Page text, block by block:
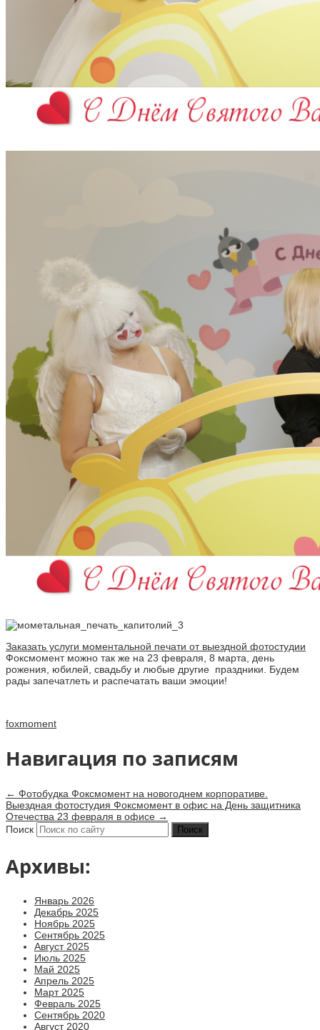
Заказать услуги моментальной печати от выездной фотостудии
Фоксмомент можно так же на 23 февраля, 8 марта, день
рожения, юбилей, свадьбу и любые другие праздники. Будем
рады запечатлеть и распечатать ваши эмоции!
foxmoment
Навигация по записям
← Фотобудка Фоксмомент на новогоднем корпоративе.
Выездная фотостудия Фоксмомент в офис на День защитника
Отечества 23 февраля в офисе →
Поиск
Архивы:
Январь 2026
Декабрь 2025
Ноябрь 2025
Сентябрь 2025
Август 2025
Июль 2025
Май 2025
Апрель 2025
Март 2025
Февраль 2025
Сентябрь 2020
Август 2020